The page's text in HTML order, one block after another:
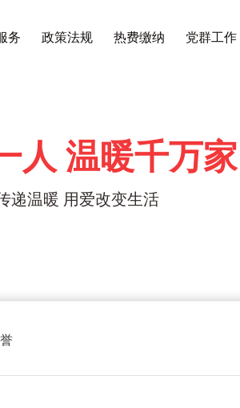
务 政策法规 热费缴纳 党群工作
人 温暖千万家
递温暖 用爱改变生活